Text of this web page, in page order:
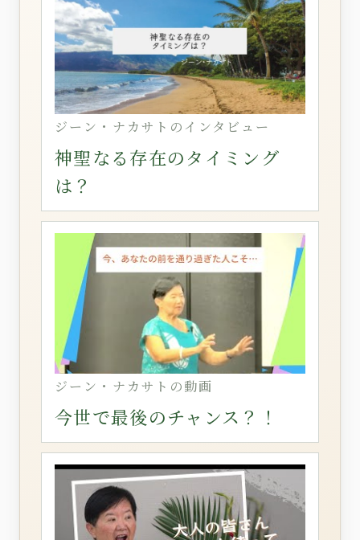
ジーン・ナカサトのインタビュー
神聖なる存在のタイミング
は？
ジーン・ナカサトの動画
今世で最後のチャンス？！